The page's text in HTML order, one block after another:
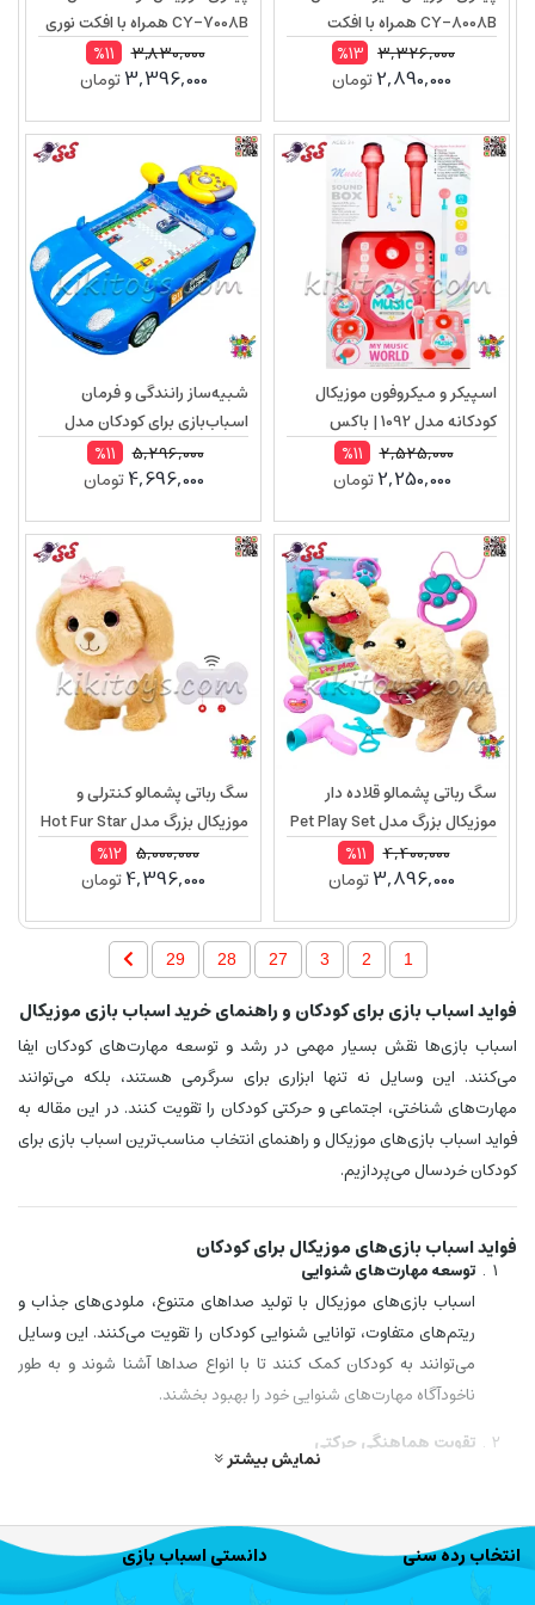
CY-8008B همراه با افکت
صوتی، مناسب کودکان ۱۲ ماه به
3,326,000
%13
2,890,000تومان
CY-7008B همراه با افکت نوری
3,830,000
%11
3,396,000تومان
اسپیکر و میکروفون موزیکال
کودکانه مدل 1092 | باکس
موسیقی با نورپردازی و ضبط
2,525,000
%11
2,250,000تومان
شبیه‌ساز رانندگی و فرمان
اسباب‌بازی برای کودکان مدل
SJ703B برند RJS5,296,000
%11
4,696,000تومان
سگ رباتی پشمالو قلاده دار
موزیکال بزرگ مدل Pet Play Set
4,400,000
%11
3,896,000تومان
سگ رباتی پشمالو کنترلی و
موزیکال بزرگ مدل Hot Fur Star
5,000,000
%12
4,396,000تومان
1
2
3
27
28
29
فواید اسباب بازی برای کودکان و راهنمای خرید اسباب بازی موزیکال
اسباب بازی‌ها نقش بسیار مهمی در رشد و توسعه مهارت‌های کودکان ایفا
می‌کنند. این وسایل نه تنها ابزاری برای سرگرمی هستند، بلکه می‌توانند
مهارت‌های شناختی، اجتماعی و حرکتی کودکان را تقویت کنند. در این مقاله به
فواید اسباب بازی‌های موزیکال و راهنمای انتخاب مناسب‌ترین اسباب بازی برای
کودکان خردسال می‌پردازیم.
فواید اسباب بازی‌های موزیکال برای کودکان
توسعه مهارت‌های شنوایی
اسباب بازی‌های موزیکال با تولید صداهای متنوع، ملودی‌های جذاب و
ریتم‌های متفاوت، توانایی شنوایی کودکان را تقویت می‌کنند. این وسایل
می‌توانند به کودکان کمک کنند تا با انواع صداها آشنا شوند و به طور
ناخودآگاه مهارت‌های شنوایی خود را بهبود بخشند.
تقویت هماهنگی حرکتی
بازی با اسباب بازی‌هایی مانند پیانو اسباب بازی، طبل‌های کوچک و جاز
حتی پاهای خود را تقویت کنند. این مهارت‌ها در مراحل اولیه رشد بسیار
مهم هستند.
نمایش بیشتر
انتخاب رده سنی دانستی اسباب بازی